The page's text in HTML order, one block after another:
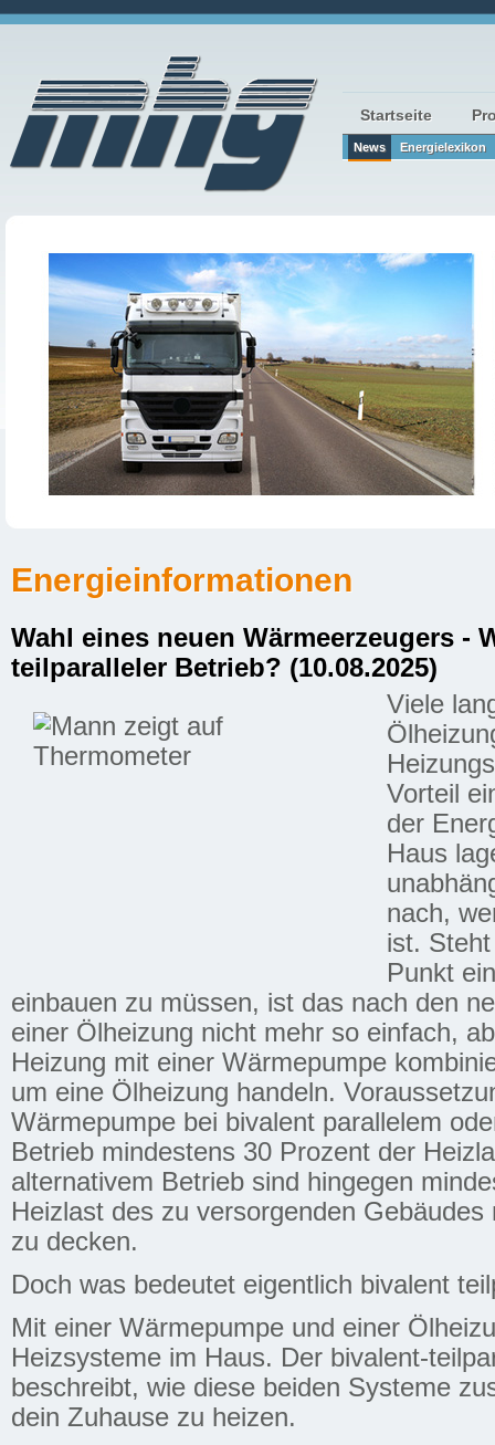
Startseite
News Energielexikon
Energieinformationen
Wahl eines neuen Wärmeerzeugers -
teilparalleler Betrieb? (10.08.2025)
Viele
Vorteil
der
Haus
nach,
ist.
Punkt
einbauen zu müssen, ist das nach den
einer Ölheizung nicht mehr so einfach,
Heizung mit einer Wärmepumpe
um eine Ölheizung handeln.
Wärmepumpe bei bivalent parallelem
Betrieb mindestens 30 Prozent der
alternativem Betrieb sind hingegen
Heizlast des zu versorgenden
zu decken.
Doch was bedeutet eigentlich bivalent
Mit einer Wärmepumpe und einer
Heizsysteme im Haus. Der bivalent-
beschreibt, wie diese beiden Systeme
dein Zuhause zu heizen.